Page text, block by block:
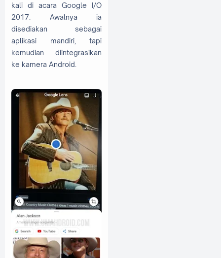
kali di acara Google I/O
2017. Awalnya ia
disediakan sebagai
aplikasi mandiri, tapi
kemudian diintegrasikan
ke kamera Android.